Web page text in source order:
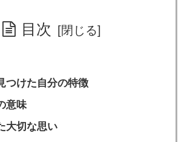
目次
つけた自分の特徴
意味
大切な思い